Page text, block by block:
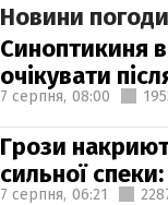
Новини
Синоптикиня
очікувати
7 серпня, 08:00
Грози
сильної
7 серпня, 06:21